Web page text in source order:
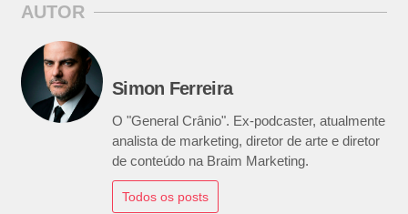
AUTOR
Simon Ferreira
O "General Crânio". Ex-podcaster, atualmente
analista de marketing, diretor de arte e diretor
de conteúdo na Braim Marketing.
Todos os posts